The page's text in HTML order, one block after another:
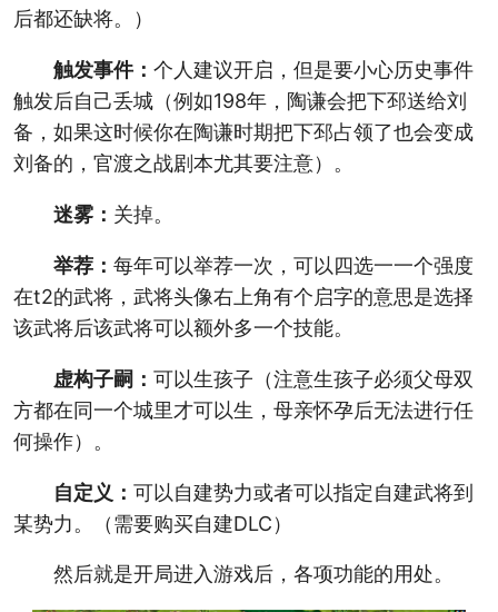
后都还缺将。）
触发事件： 个人建议开启，但是要小心历史事件
触发后自己丢城（例如198年，陶谦会把下邳送给刘
备，如果这时候你在陶谦时期把下邳占领了也会变成
刘备的，官渡之战剧本尤其要注意）。
迷雾： 关掉。
举荐： 每年可以举荐一次，可以四选一一个强度
在t2的武将，武将头像右上角有个启字的意思是选择
该武将后该武将可以额外多一个技能。
虚构子嗣： 可以生孩子（注意生孩子必须父母双
方都在同一个城里才可以生，母亲怀孕后无法进行任
何操作）。
自定义： 可以自建势力或者可以指定自建武将到
某势力。（需要购买自建DLC）
然后就是开局进入游戏后，各项功能的用处。